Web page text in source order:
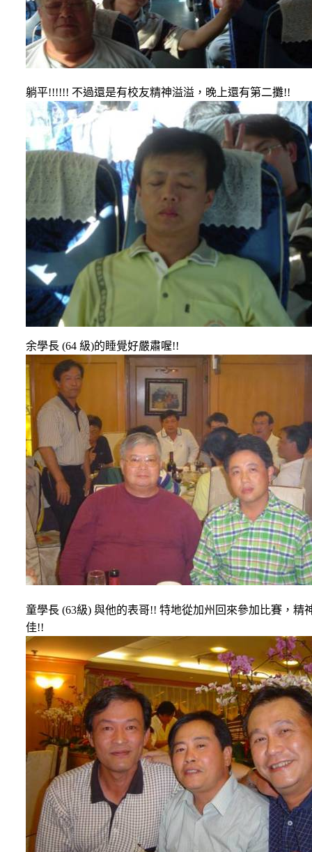
躺平!!!!!! 不過還是有校友精神溢溢，晚上還有第二攤!!
余學長(64 級)的睡覺好嚴肅喔!!
童學長(63級) 與他的表哥!! 特地從加州回來參加比賽，精
佳!!